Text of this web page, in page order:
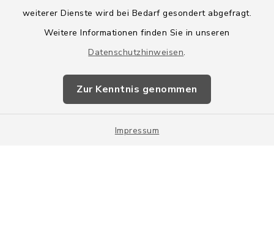
weiterer Dienste wird bei Bedarf gesondert abgefragt.
Weitere Informationen finden Sie in unseren
Datenschutzhinweisen.
Zur Kenntnis genommen
Impressum
Barrierefreiheit
Impressum
Sitemap